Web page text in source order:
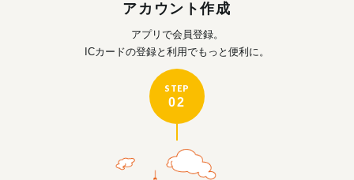
アカウント作成
アプリで会員登録。
ICカードの登録と利用でもっと便利に。
STEP
02